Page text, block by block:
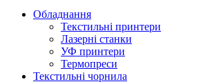
Обладнання
Текстильні принтери
Лазерні станки
УФ принтери
Термопреси
Текстильні чорнила